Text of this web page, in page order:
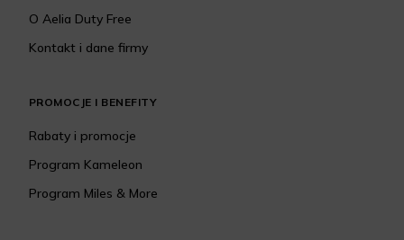
O Aelia Duty Free
Kontakt i dane firmy
PROMOCJE I BENEFITY
Rabaty i promocje
Program Kameleon
Program Miles & More